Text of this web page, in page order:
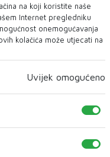
na koji koristite naše
Internet pregledniku
onemogućavanja
kolačića može utjecati na
Uvijek omogućeno